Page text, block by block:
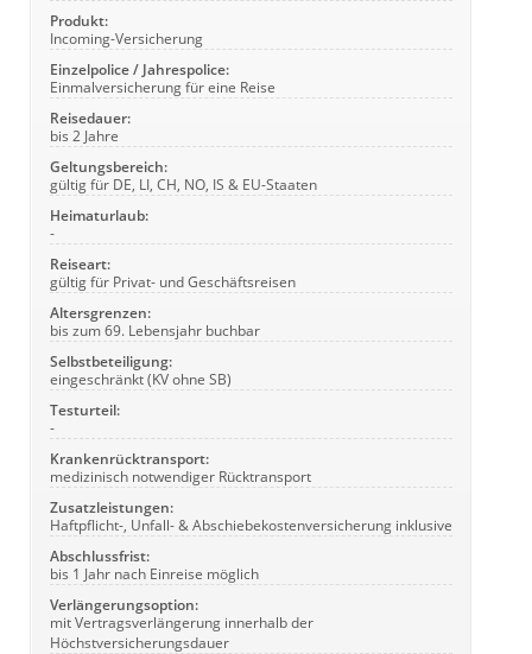
Produkt:
Incoming-Versicherung
Einzelpolice / Jahrespolice:
Einmalversicherung für eine Reise
Reisedauer:
bis 2 Jahre
Geltungsbereich:
gültig für DE, LI, CH, NO, IS & EU-Staaten
Heimaturlaub:
-
Reiseart:
gültig für Privat- und Geschäftsreisen
Altersgrenzen:
bis zum 69. Lebensjahr buchbar
Selbstbeteiligung:
eingeschränkt (KV ohne SB)
Testurteil:
-
Krankenrücktransport:
medizinisch notwendiger Rücktransport
Zusatzleistungen:
Haftpflicht-, Unfall- & Abschiebekostenversicherung inklusive
Abschlussfrist:
bis 1 Jahr nach Einreise möglich
Verlängerungsoption:
mit Vertragsverlängerung innerhalb der
Höchstversicherungsdauer